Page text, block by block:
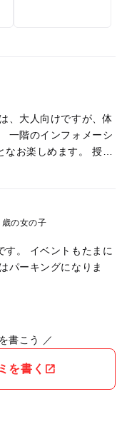
、大人向けですが、体
一階のインフォメーシ
楽しめます。 授乳
歳の女の子
す。 イベントもたまに
パーキングになりま
書こう ／
を書く